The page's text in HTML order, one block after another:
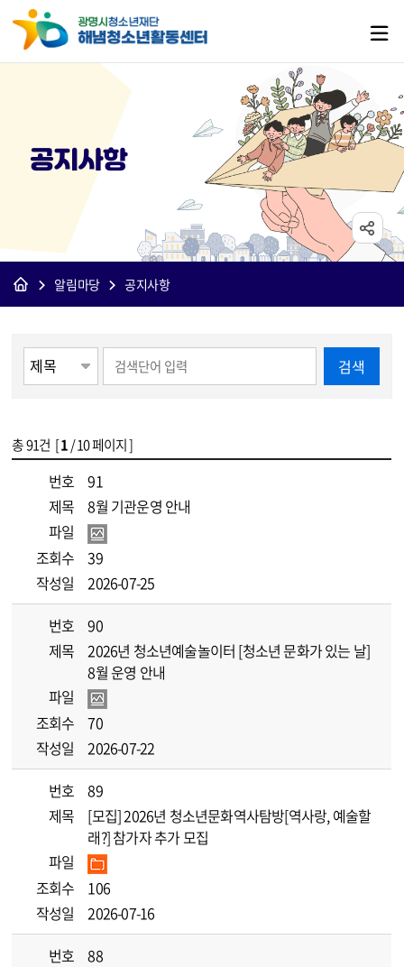
공지사항
알림마당 공지사항
검색
총91건 [1/ 10 페이지 ]
번호
91
제목
8월 기관운영 안내
파일
조회수
39
작성일
2026-07-25
번호
90
제목
2026년 청소년예술놀이터 [청소년 문화가 있는 날]
8월 운영 안내
파일
조회수
70
작성일
2026-07-22
번호
89
제목
[모집] 2026년 청소년문화역사탐방[역사랑, 예술할
래?] 참가자 추가 모집
파일
조회수
106
작성일
2026-07-16
번호
88